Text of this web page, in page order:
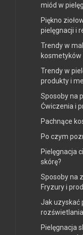
miód w
Piękno
pielęgnacji i
Trendy w
Trendy w
produkty i
Sposoby na
Ćwiczenia i
Pachnące
Po czym
Pielęgnacja
skórę?
Sposoby na
Fryzury i
Jak uzyskać
Pielęgnacja